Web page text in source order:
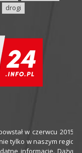
drogi
w czerwcu 2015
tylko w naszym
informacje.